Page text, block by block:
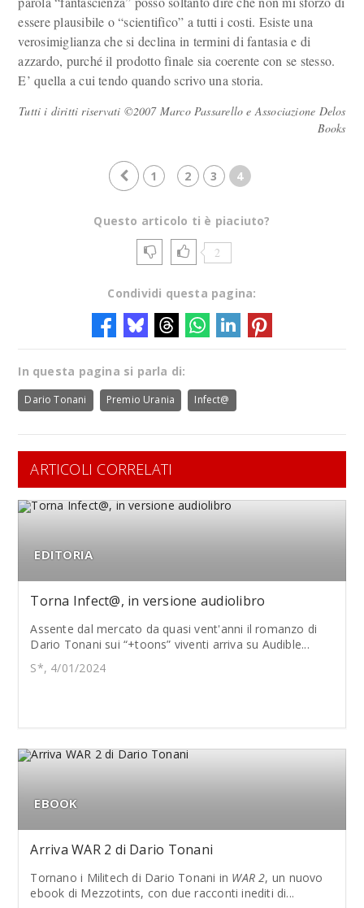
essere plausibile o “scientifico” a tutti i costi. Esiste una
verosimiglianza che si declina in termini di fantasia e di
azzardo, purché il prodotto finale sia coerente con se stesso.
E’ quella a cui tendo quando scrivo una storia.
Tutti i diritti riservati ©2007 Marco Passarello e Associazione Delos
Books
1 2 3 4
Questo articolo ti è piaciuto?
2
Condividi questa pagina:
In questa pagina si parla di:
Dario Tonani Premio Urania Infect@
ARTICOLI CORRELATI
EDITORIA
Torna Infect@, in versione audiolibro
Assente dal mercato da quasi vent'anni il romanzo di
Dario Tonani sui “+toons” viventi arriva su Audible...
S*, 4/01/2024
EBOOK
Arriva WAR 2 di Dario Tonani
Tornano i Militech di Dario Tonani in WAR 2, un nuovo
ebook di Mezzotints, con due racconti inediti di...